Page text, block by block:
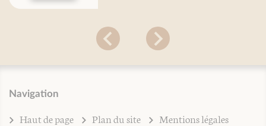
Navigation
Haut de page Plan du site
Mentions légales